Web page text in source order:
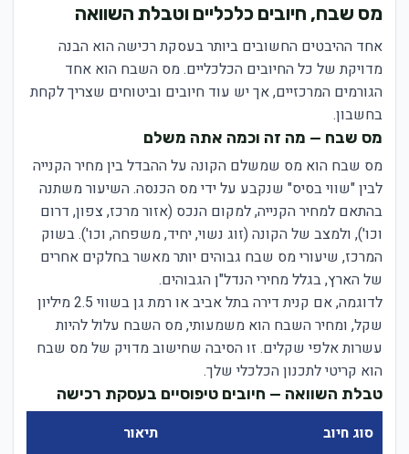
מס שבח, חיובים כלכליים וטבלת השוואה
אחד ההיבטים החשובים ביותר בעסקת רכישה הוא הבנה
מדויקת של כל החיובים הכלכליים. מס השבח הוא אחד
הגורמים המרכזיים, אך יש עוד חיובים וביטוחים שצריך לקחת
בחשבון.
מס שבח — מה זה וכמה אתה משלם
מס שבח הוא מס שמשלם הקונה על ההבדל בין מחיר הקנייה
לבין "שווי בסיס" שנקבע על ידי מס הכנסה. השיעור משתנה
בהתאם למחיר הקנייה, למקום הנכס (אזור מרכז, צפון, דרום
וכו'), ולמצב של הקונה (זוג נשוי, יחיד, משפחה, וכו'). בשוק
המרכז, שיעורי מס שבח גבוהים יותר מאשר בחלקים אחרים
של הארץ, בגלל מחירי הנדל"ן הגבוהים.
לדוגמה, אם קנית דירה בתל אביב או רמת גן בשווי 2.5 מיליון
שקל, ומחיר השבח הוא משמעותי, מס השבח עלול להיות
עשרות אלפי שקלים. זו הסיבה שחישוב מדויק של מס שבח
הוא קריטי לתכנון הכלכלי שלך.
טבלת השוואה — חיובים טיפוסיים בעסקת רכישה
סוג חיוב
תיאור